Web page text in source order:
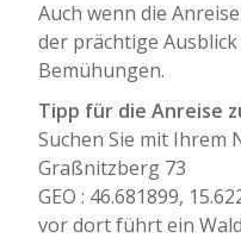
Auch wenn die
der prächtige
Bemühungen.
Tipp für die Anreise
Suchen Sie mit Ihrem
Graßnitzberg 73
GEO : 46.681899,
vor dort führt ein